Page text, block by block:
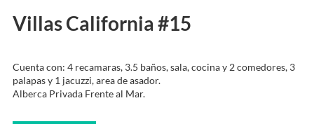
Villas California #15
Cuenta con: 4 recamaras, 3.5 baños, sala, cocina y 2 comedores, 3
palapas y 1 jacuzzi, area de asador.
Alberca Privada Frente al Mar.